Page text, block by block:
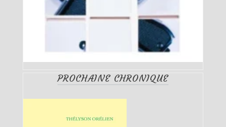
PROCHAINE CHRONIQUE